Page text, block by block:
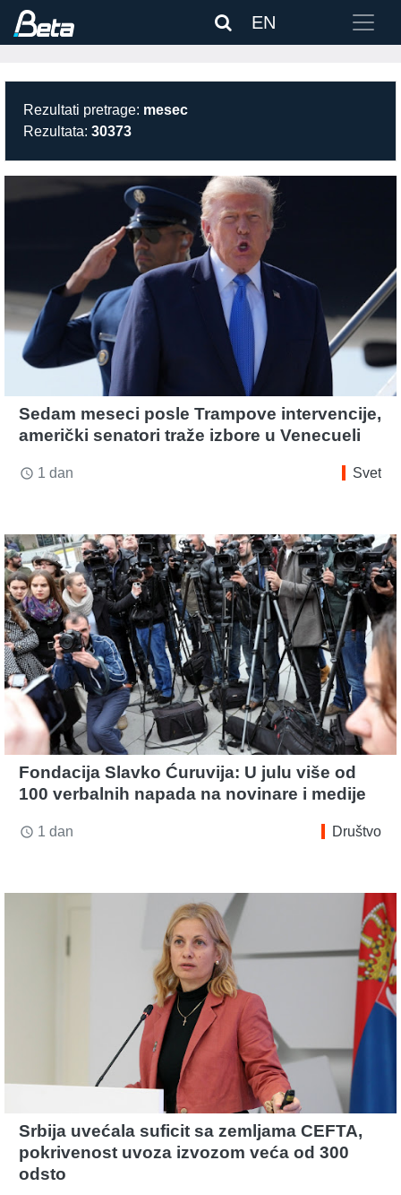
EN
Rezultati pretrage: mesec
Rezultata: 30373
Sedam meseci posle Trampove intervencije,
američki senatori traže izbore u Venecueli
access_time 1 dan Svet
Fondacija Slavko Ćuruvija: U julu više od
100 verbalnih napada na novinare i medije
access_time 1 dan Društvo
Srbija uvećala suficit sa zemljama CEFTA,
pokrivenost uvoza izvozom veća od 300
odsto